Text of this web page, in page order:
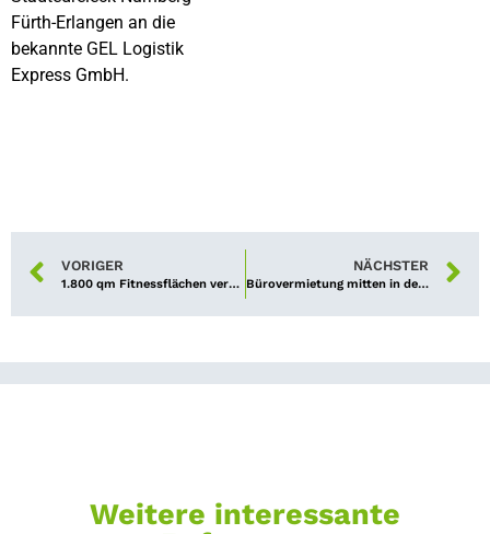
Fürth-Erlangen an die
bekannte GEL Logistik
Express GmbH.
VORIGER
1.800 qm Fitnessflächen vermietet
NÄCHSTER
Bürovermietung mitten in der Stadt
Weitere interessante